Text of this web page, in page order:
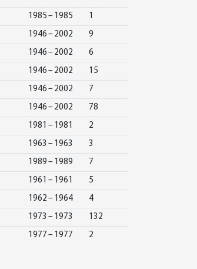
1985 – 1985 1
1946 – 2002 9
1946 – 2002 6
1946 – 2002 15
1946 – 2002 7
1946 – 2002 78
1981 – 1981 2
1963 – 1963 3
1989 – 1989 7
1961 – 1961 5
1962 – 1964 4
1973 – 1973 132
1977 – 1977 2